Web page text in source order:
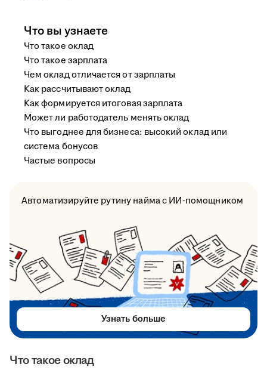
Что такое оклад
Что вы узнаете
Что такое оклад
Что такое зарплата
Чем оклад отличается от зарплаты
Как рассчитывают оклад
Как формируется итоговая зарплата
Может ли работодатель менять оклад
Что выгоднее для бизнеса: высокий оклад или
система бонусов
Частые вопросы
Автоматизируйте рутину найма с ИИ-помощником
Узнать больше